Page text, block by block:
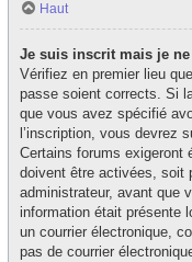
Haut
Je suis inscrit mais je
Vérifiez en premier lieu
passe soient corrects. Si
que vous avez spécifié
l’inscription, vous devrez
Certains forums exigeront
doivent être activées, soit
administrateur, avant que
information était présente
un courrier électronique,
pas de courrier